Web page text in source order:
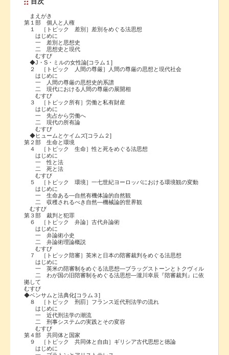
まえがき
第１部 個人と人権
１ ［トピック 差別］差別をめぐる法思想
はじめに
一 差別と思想史
二 思想史と現代
むすび
◆J・S・ミルの女性論[コラム１]
２ ［トピック 人間の尊厳］人間の尊厳の思想と現代社会
はじめに
一 人間の尊厳の思想史的系譜
二 現代における人間の尊厳の展開相
むすび
３ ［トピック所有］労働と私有財産
はじめに
一 先占から労働へ
二 現代の所有論
むすび
◆ヒュームとケイムズ[コラム２]
第２部 生命と環境
４ ［トピック 生命］性と死をめぐる法思想
はじめに
一 性と法
二 死と法
むすび
５ ［トピック 環境］一七世紀ヨーロッパにおける環境観の変動
はじめに
一 生命ある―自然有機体論的自然観
二 収穫されるべき自然―機械論的世界観
むすび
第３部 裁判と犯罪
６ ［トピック 弁論］古代弁論術
はじめに
一 弁論術小史
二 弁論術理論概説
むすび
７ ［トピック陪審］英米と日本の陪審裁判をめぐる法思想
はじめに
一 英米の陪審制をめぐる法思想―ブラッグストーンとトクヴィル
二 わが国の旧陪審制をめぐる法思想―瀧川幸辰『陪審裁判』に依
拠して
むすび
◆ベンサムと法典化[コラム３]
８ ［トピック 刑罰］フランス近代刑法学の流れ
はじめに
一 近代刑法学の潮流
二 刑事システムの実践とその変容
むすび
第４部 共同体と国家
９ ［トピック 共同体と自由］ギリシア古代思想と徳論
はじめに